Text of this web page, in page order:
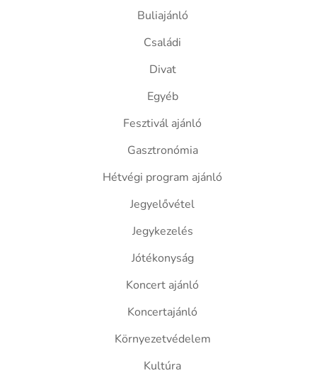
Buliajánló
Családi
Divat
Egyéb
Fesztivál ajánló
Gasztronómia
Hétvégi program ajánló
Jegyelővétel
Jegykezelés
Jótékonyság
Koncert ajánló
Koncertajánló
Környezetvédelem
Kultúra